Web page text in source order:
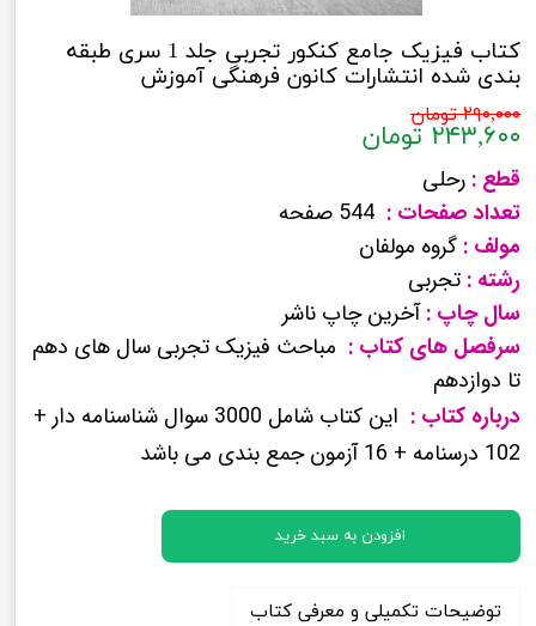
کتاب فیزیک جامع کنکور تجربی جلد 1 سری طبقه
بندی شده انتشارات کانون فرهنگی آموزش
۲۹۰,۰۰۰ تومان
۲۴۳,۶۰۰ تومان
قطع : رحلی
تعداد صفحات : 544 صفحه
مولف : گروه مولفان
رشته : تجربی
سال چاپ :آخرین چاپ ناشر
سرفصل های کتاب : مباحث فیزیک تجربی سال های دهم
تا دوازدهم
درباره کتاب :
این کتاب شامل 3000 سوال شناسنامه دار +
102 درسنامه + 16 آزمون جمع بندی می باشد
افزودن به سبد خرید
توضیحات تکمیلی و معرفی کتاب